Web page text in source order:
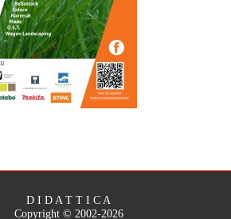
D I D A T T I C A
Copyright © 2002-2026